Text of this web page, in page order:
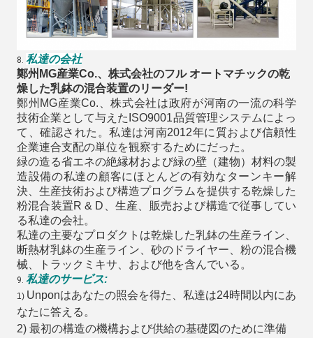
8. 私達の会社
鄭州MG産業Co.、株式会社のフル オートマチックの乾
燥した乳鉢の混合装置のリーダー!
鄭州MG産業Co.、株式会社は政府が河南の一流の科学
技術企業として与えたISO9001品質管理システムによっ
て、確認された。私達は河南2012年に質および信頼性
企業連合支配の単位を観察するためにだった。
緑の造る省エネの絶縁材および緑の壁（建物）材料の製
造設備の私達の顧客にほとんどの有効なターンキー解
決、生産技術および構造プログラムを提供する乾燥した
粉混合装置R & D、生産、販売および構造で従事してい
る私達の会社。
私達の主要なプロダクトは乾燥した乳鉢の生産ライン、
断熱材乳鉢の生産ライン、砂のドライヤー、粉の混合機
械、トラックミキサ、および他を含んでいる。
9. 私達のサービス:
1) Unponはあなたの照会を得た、私達は24時間以内にあ
なたに答える。
2) 最初の構造の機構および供給の基礎図のために準備